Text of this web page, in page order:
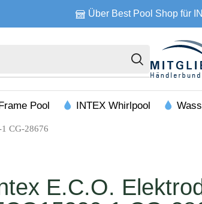
Über Best Pool Shop für
Pool INTEX Whirlpool
CG-28676
E.C.O.